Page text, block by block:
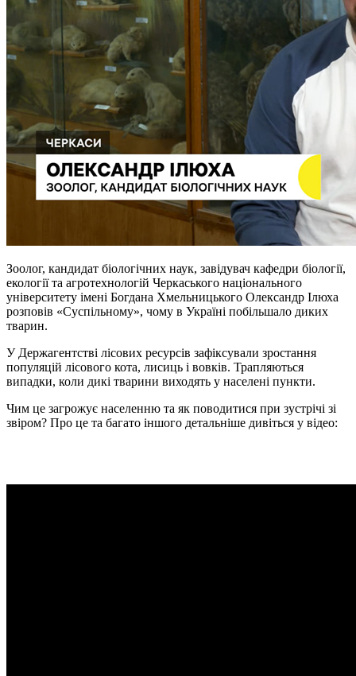
Зоолог, кандидат біологічних наук, завідувач кафедри біології,
екології та агротехнологій Черкаського національного
університету імені Богдана Хмельницького Олександр Ілюха
розповів «Суспільному», чому в Україні побільшало диких
тварин.
У Держагентстві лісових ресурсів зафіксували зростання
популяцій лісового кота, лисиць і вовків. Трапляються
випадки, коли дикі тварини виходять у населені пункти.
Чим це загрожує населенню та як поводитися при зустрічі зі
звіром? Про це та багато іншого детальніше дивіться у відео: